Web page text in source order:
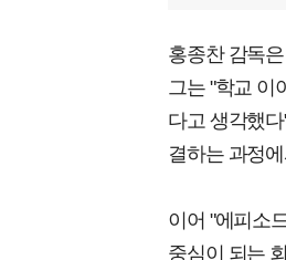
홍종찬 감독
그는 "학교 이
다고 생각했
결하는 과정
이어 "에피소
중심이 되는